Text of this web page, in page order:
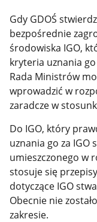
Gdy GDOŚ
bezpośrednie
środowiska IGO,
kryteria uznania
Rada Ministrów
wprowadzić w
zaradcze w
Do IGO, który
uznania go za IGO
umieszczonego w
stosuje się
dotyczące IGO
Obecnie nie
zakresie.